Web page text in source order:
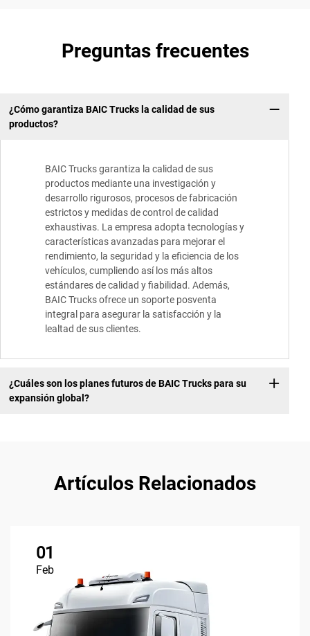
Preguntas frecuentes
¿Cómo garantiza BAIC Trucks la calidad de sus
productos?
BAIC Trucks garantiza la calidad de sus
productos mediante una investigación y
desarrollo rigurosos, procesos de fabricación
estrictos y medidas de control de calidad
exhaustivas. La empresa adopta tecnologías y
características avanzadas para mejorar el
rendimiento, la seguridad y la eficiencia de los
vehículos, cumpliendo así los más altos
estándares de calidad y fiabilidad. Además,
BAIC Trucks ofrece un soporte posventa
integral para asegurar la satisfacción y la
lealtad de sus clientes.
¿Cuáles son los planes futuros de BAIC Trucks para su
expansión global?
Artículos Relacionados
01
Feb